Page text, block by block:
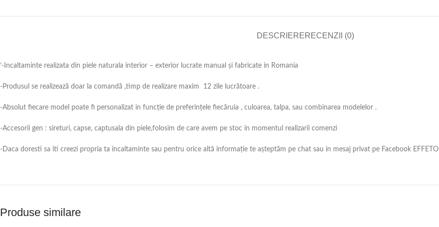
DESCRIERERECENZII (0)
‘-Incaltaminte realizata din piele naturala interior – exterior lucrate manual și fabricate in Romania
-Produsul se realizează doar la comandă ,timp de realizare maxim 12 zile lucrătoare .
-Absolut fiecare model poate fi personalizat in funcție de preferințele fiecăruia , culoarea, talpa, sau combinarea modelelor .
-Accesorii gen : sireturi, capse, captusala din piele,folosim de care avem pe stoc in momentul realizarii comenzi
-Daca doresti sa iti creezi propria ta incaltaminte sau pentru orice altă informație te așteptăm pe chat sau in mesaj privat pe Facebook EFFETO
Produse similare